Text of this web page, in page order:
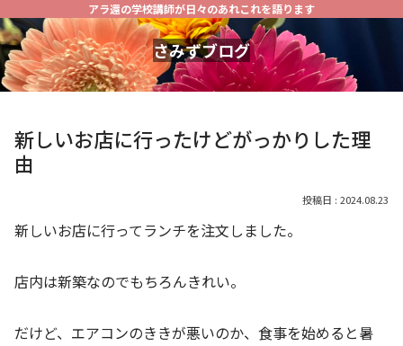
アラ還の学校講師が日々のあれこれを語ります
さみずブログ
新しいお店に行ったけどがっかりした理
由
2024.08.23
新しいお店に行ってランチを注文しました。
店内は新築なのでもちろんきれい。
だけど、エアコンのききが悪いのか、食事を始めると暑